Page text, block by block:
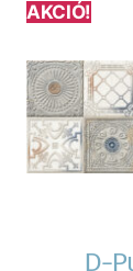
AKCIÓ!
D-